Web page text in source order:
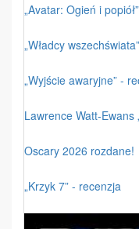
„Avatar: Ogień i
„Władcy
„Wyjście awaryjne” -
Lawrence Watt-Ewans
Oscary 2026 rozdane!
„Krzyk 7” - recenzja